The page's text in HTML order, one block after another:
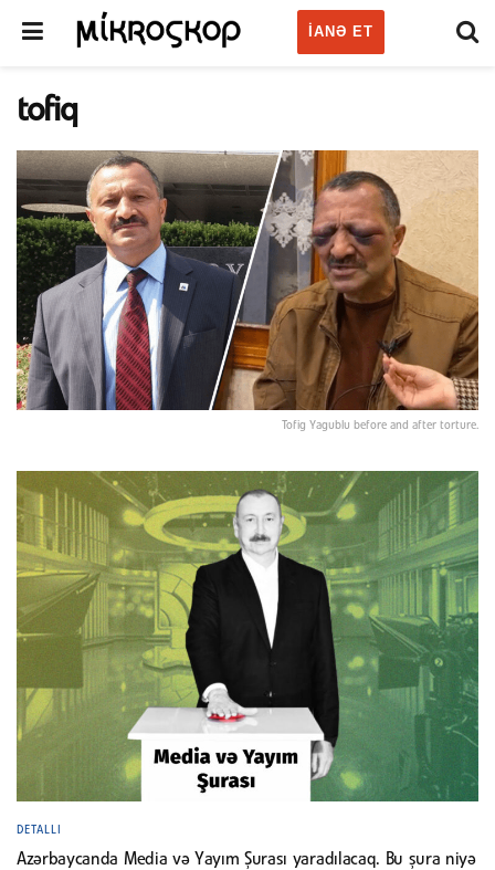
IANƏ ET
tofiq
Tofig Yagublu before and after torture.
DETALLI
Azərbaycanda Media və Yayım Şurası yaradılacaq. Bu şura niyə